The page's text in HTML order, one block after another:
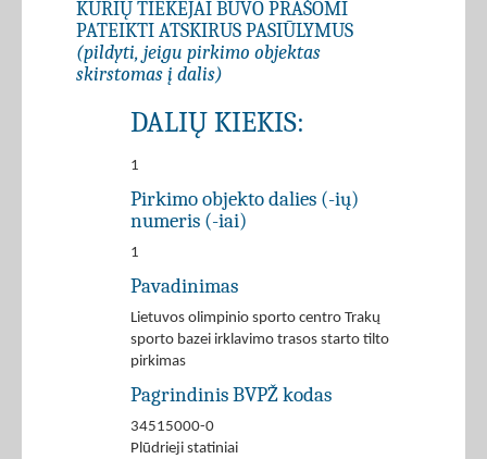
KURIŲ TIEKĖJAI BUVO PRAŠOMI
PATEIKTI ATSKIRUS PASIŪLYMUS
(pildyti, jeigu pirkimo objektas
skirstomas į dalis)
DALIŲ KIEKIS:
1
Pirkimo objekto dalies (-ių)
numeris (-iai)
1
Pavadinimas
Lietuvos olimpinio sporto centro Trakų
sporto bazei irklavimo trasos starto tilto
pirkimas
Pagrindinis BVPŽ kodas
34515000-0
Plūdrieji statiniai